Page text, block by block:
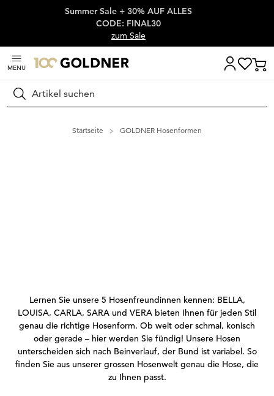
Überspringe Navigation, direkt zum Content
Summer Sale + 30% AUF ALLES
CODE: FINAL30
zum Sale
MENU
Suchen
Startseite GOLDNER Hosenformen
Lernen Sie unsere 5 Hosenfreundinnen kennen: BELLA,
LOUISA, CARLA, SARA und VERA bieten Ihnen für jeden Stil
genau die richtige Hosenform. Ob weit oder schmal, konisch
oder gerade – hier werden Sie fündig! Unsere Hosen
unterscheiden sich nach Beinverlauf, der Bund ist variabel. So
finden Sie aus unserer grossen Hosenwelt genau die Hose, die
zu Ihnen passt.